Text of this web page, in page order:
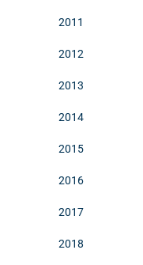
2011
2012
2013
2014
2015
2016
2017
2018